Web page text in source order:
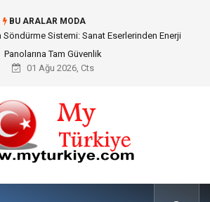
BU ARALAR MODA
Teknik Uyumluluk ve Sürüş Konforu
01 Ağu 2026, Cts